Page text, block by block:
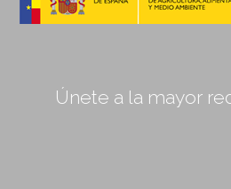
Únete a la mayor